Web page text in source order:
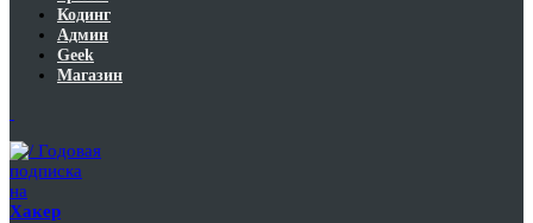
Кодинг
Админ
Geek
Магазин
Годовая
подписка
на
Хакер